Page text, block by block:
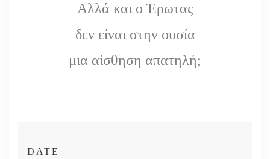
Αλλά και ο Έρωτας
δεν είναι στην ουσία
μια αίσθηση απατηλή;
DATE